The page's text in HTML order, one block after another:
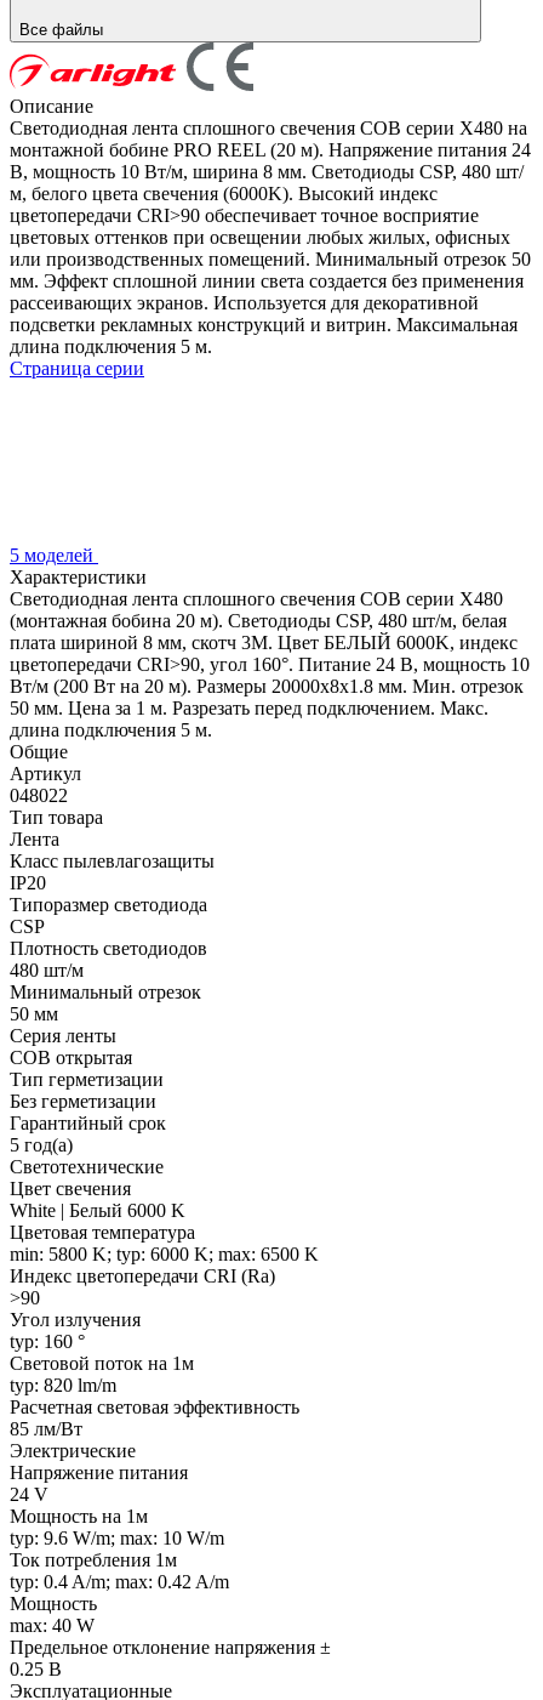
Все файлы
Описание
Светодиодная лента сплошного свечения COB серии X480 на
монтажной бобине PRO REEL (20 м). Напряжение питания 24
В, мощность 10 Вт/м, ширина 8 мм. Светодиоды CSP, 480 шт/
м, белого цвета свечения (6000K). Высокий индекс
цветопередачи CRI>90 обеспечивает точное восприятие
цветовых оттенков при освещении любых жилых, офисных
или производственных помещений. Минимальный отрезок 50
мм. Эффект сплошной линии света создается без применения
рассеивающих экранов. Используется для декоративной
подсветки рекламных конструкций и витрин. Максимальная
длина подключения 5 м.
Страница серии
5 моделей
Характеристики
Светодиодная лента сплошного свечения COB серии X480
(монтажная бобина 20 м). Светодиоды CSP, 480 шт/м, белая
плата шириной 8 мм, скотч 3M. Цвет БЕЛЫЙ 6000K, индекс
цветопередачи CRI>90, угол 160°. Питание 24 В, мощность 10
Вт/м (200 Вт на 20 м). Размеры 20000х8х1.8 мм. Мин. отрезок
50 мм. Цена за 1 м. Разрезать перед подключением. Макс.
длина подключения 5 м.
Общие
Артикул
048022
Тип товара
Лента
Класс пылевлагозащиты
IP20
Типоразмер светодиода
CSP
Плотность светодиодов
480 шт/м
Минимальный отрезок
50 мм
Серия ленты
COB открытая
Тип герметизации
Без герметизации
Гарантийный срок
5 год(а)
Светотехнические
Цвет свечения
White | Белый 6000 K
Цветовая температура
min: 5800 K; typ: 6000 K; max: 6500 K
Индекс цветопередачи CRI (Ra)
>90
Угол излучения
typ: 160 °
Световой поток на 1м
typ: 820 lm/m
Расчетная световая эффективность
85 лм/Вт
Электрические
Напряжение питания
24 V
Мощность на 1м
typ: 9.6 W/m; max: 10 W/m
Ток потребления 1м
typ: 0.4 A/m; max: 0.42 A/m
Мощность
max: 40 W
Предельное отклонение напряжения ±
0.25 В
Эксплуатационные